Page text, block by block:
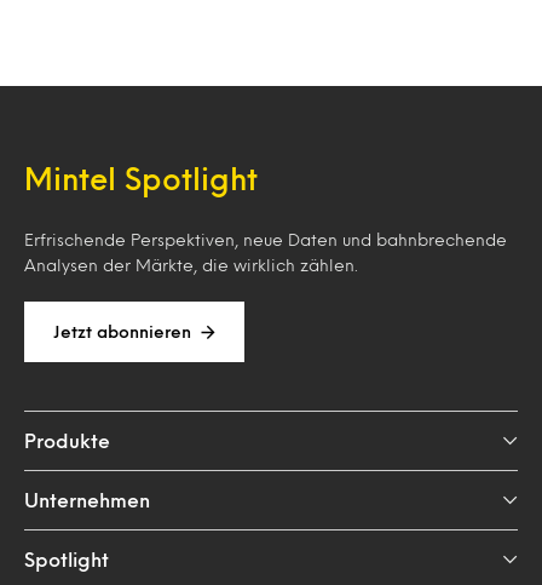
Mintel Spotlight
Erfrischende Perspektiven, neue Daten und bahnbrechende
Analysen der Märkte, die wirklich zählen.
Jetzt abonnieren
Produkte
Unternehmen
Spotlight